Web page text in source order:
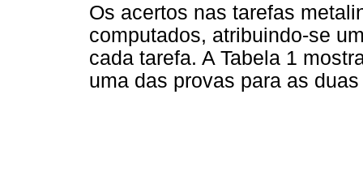
Os acertos nas tarefas
computados, atribuindo-se
cada tarefa. A Tabela 1
uma das provas para as